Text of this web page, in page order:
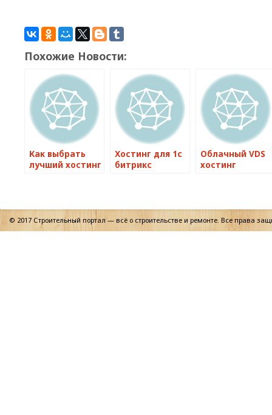
Похожие Новости:
Как выбрать
лучший хостинг
Хостинг для 1с
битрикс
Облачный VDS
хостинг
© 2017 Строительный портал — всё о строительстве и ремонте. Все права